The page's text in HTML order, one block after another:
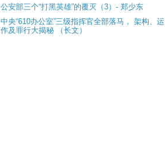
公安部三个“打黑英雄”的覆灭（3）- 郑少东
中央“610办公室”三级指挥官全部落马， 架构、运
作及罪行大揭秘 （长文）